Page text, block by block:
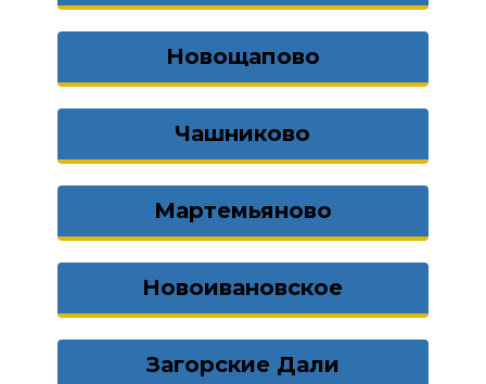
Новощапово
Чашниково
Мартемьяново
Новоивановское
Загорские Дали